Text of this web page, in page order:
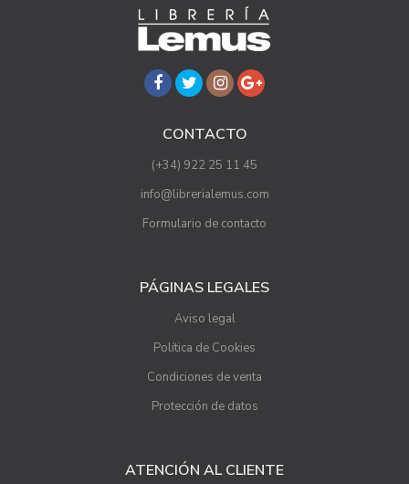
CONTACTO
(+34) 922 25 11 45
info@librerialemus.com
Formulario de contacto
PÁGINAS LEGALES
Aviso legal
Política de Cookies
Condiciones de venta
Protección de datos
ATENCIÓN AL CLIENTE